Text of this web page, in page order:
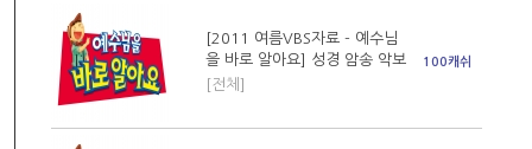
[2011 여름VBS자료 - 예수님
을 바로 알아요] 성경 암송 악보
[전체]
100캐쉬